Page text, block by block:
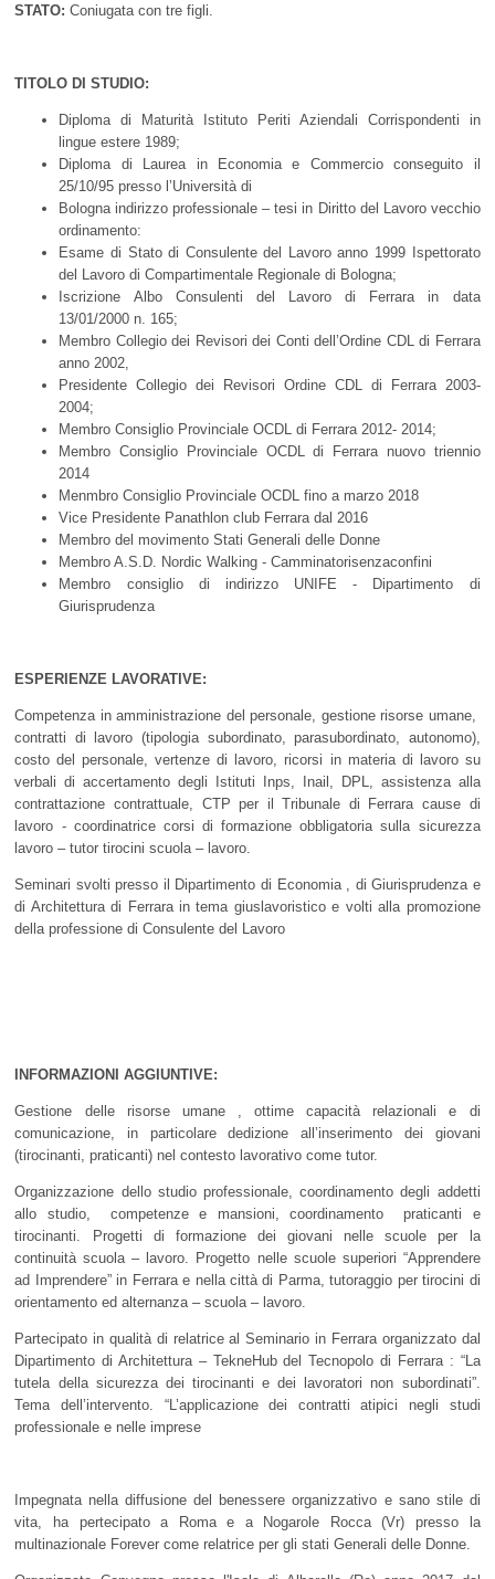
STATO:Coniugata con tre figli.
TITOLO DI STUDIO:
Diploma di Maturità Istituto Periti Aziendali Corrispondenti in
lingue estere 1989;
Diploma di Laurea in Economia e Commercio conseguito il
25/10/95 presso l’Università di
Bologna indirizzo professionale – tesi in Diritto del Lavoro vecchio
ordinamento:
Esame di Stato di Consulente del Lavoro anno 1999 Ispettorato
del Lavoro di Compartimentale Regionale di Bologna;
Iscrizione Albo Consulenti del Lavoro di Ferrara in data
13/01/2000 n. 165;
Membro Collegio dei Revisori dei Conti dell’Ordine CDL di Ferrara
anno 2002,
Presidente Collegio dei Revisori Ordine CDL di Ferrara 2003-
2004;
Membro Consiglio Provinciale OCDL di Ferrara 2012- 2014;
Membro Consiglio Provinciale OCDL di Ferrara nuovo triennio
2014
Menmbro Consiglio Provinciale OCDL fino a marzo 2018
Vice Presidente Panathlon club Ferrara dal 2016
Membro del movimento Stati Generali delle Donne
Membro A.S.D. Nordic Walking - Camminatorisenzaconfini
Membro consiglio di indirizzo UNIFE - Dipartimento di
Giurisprudenza
ESPERIENZE LAVORATIVE:
Competenza in amministrazione del personale, gestione risorse umane,
contratti di lavoro (tipologia subordinato, parasubordinato, autonomo),
costo del personale, vertenze di lavoro, ricorsi in materia di lavoro su
verbali di accertamento degli Istituti Inps, Inail, DPL, assistenza alla
contrattazione contrattuale, CTP per il Tribunale di Ferrara cause di
lavoro - coordinatrice corsi di formazione obbligatoria sulla sicurezza
lavoro – tutor tirocini scuola – lavoro.
Seminari svolti presso il Dipartimento di Economia , di Giurisprudenza e
di Architettura di Ferrara in tema giuslavoristico e volti alla promozione
della professione di Consulente del Lavoro
INFORMAZIONI AGGIUNTIVE:
Gestione delle risorse umane , ottime capacità relazionali e di
comunicazione, in particolare dedizione all’inserimento dei giovani
(tirocinanti, praticanti) nel contesto lavorativo come tutor.
Organizzazione dello studio professionale, coordinamento degli addetti
allo studio, competenze e mansioni, coordinamento praticanti e
tirocinanti. Progetti di formazione dei giovani nelle scuole per la
continuità scuola – lavoro. Progetto nelle scuole superiori “Apprendere
ad Imprendere” in Ferrara e nella città di Parma, tutoraggio per tirocini di
orientamento ed alternanza – scuola – lavoro.
Partecipato in qualità di relatrice al Seminario in Ferrara organizzato dal
Dipartimento di Architettura – TekneHub del Tecnopolo di Ferrara : “La
tutela della sicurezza dei tirocinanti e dei lavoratori non subordinati”.
Tema dell’intervento. “L’applicazione dei contratti atipici negli studi
professionale e nelle imprese
Impegnata nella diffusione del benessere organizzativo e sano stile di
vita, ha pertecipato a Roma e a Nogarole Rocca (Vr) presso la
multinazionale Forever come relatrice per gli stati Generali delle Donne.